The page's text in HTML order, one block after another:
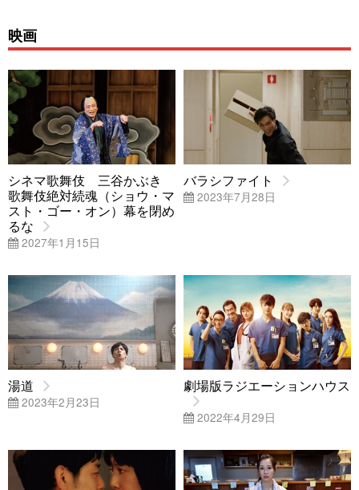
映画
シネマ歌舞伎 三谷かぶき
歌舞伎絶対続魂（ショウ・マ
スト・ゴー・オン）幕を閉め
るな
2027年1月15日
バラシファイト
2023年7月28日
湯道
2023年2月23日
劇場版ラジエーションハウス
2022年4月29日